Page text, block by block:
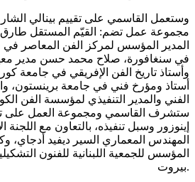
مجموعة عمل تضم: القيّم المستقل طارق
المدير المؤسس لمركز الفن المعاصر في
في سنغافورة، صلاح محمد حسن مدير
وأستاذ تاريخ الفن الإفريقي في جامعة
أستاذ ومؤرخ فني في جامعة برينستون،
الفني والمدير التنفيذي لمؤسسة الفن
ستشرف القاسمي ومجموعة العمل على
إينوزور وسبل تنفيذه، بالتعاون مع
المهندس المعماري السير ديفيد أدجاي،
المؤسس للجمعية اللبنانية للفنون
بيروت.